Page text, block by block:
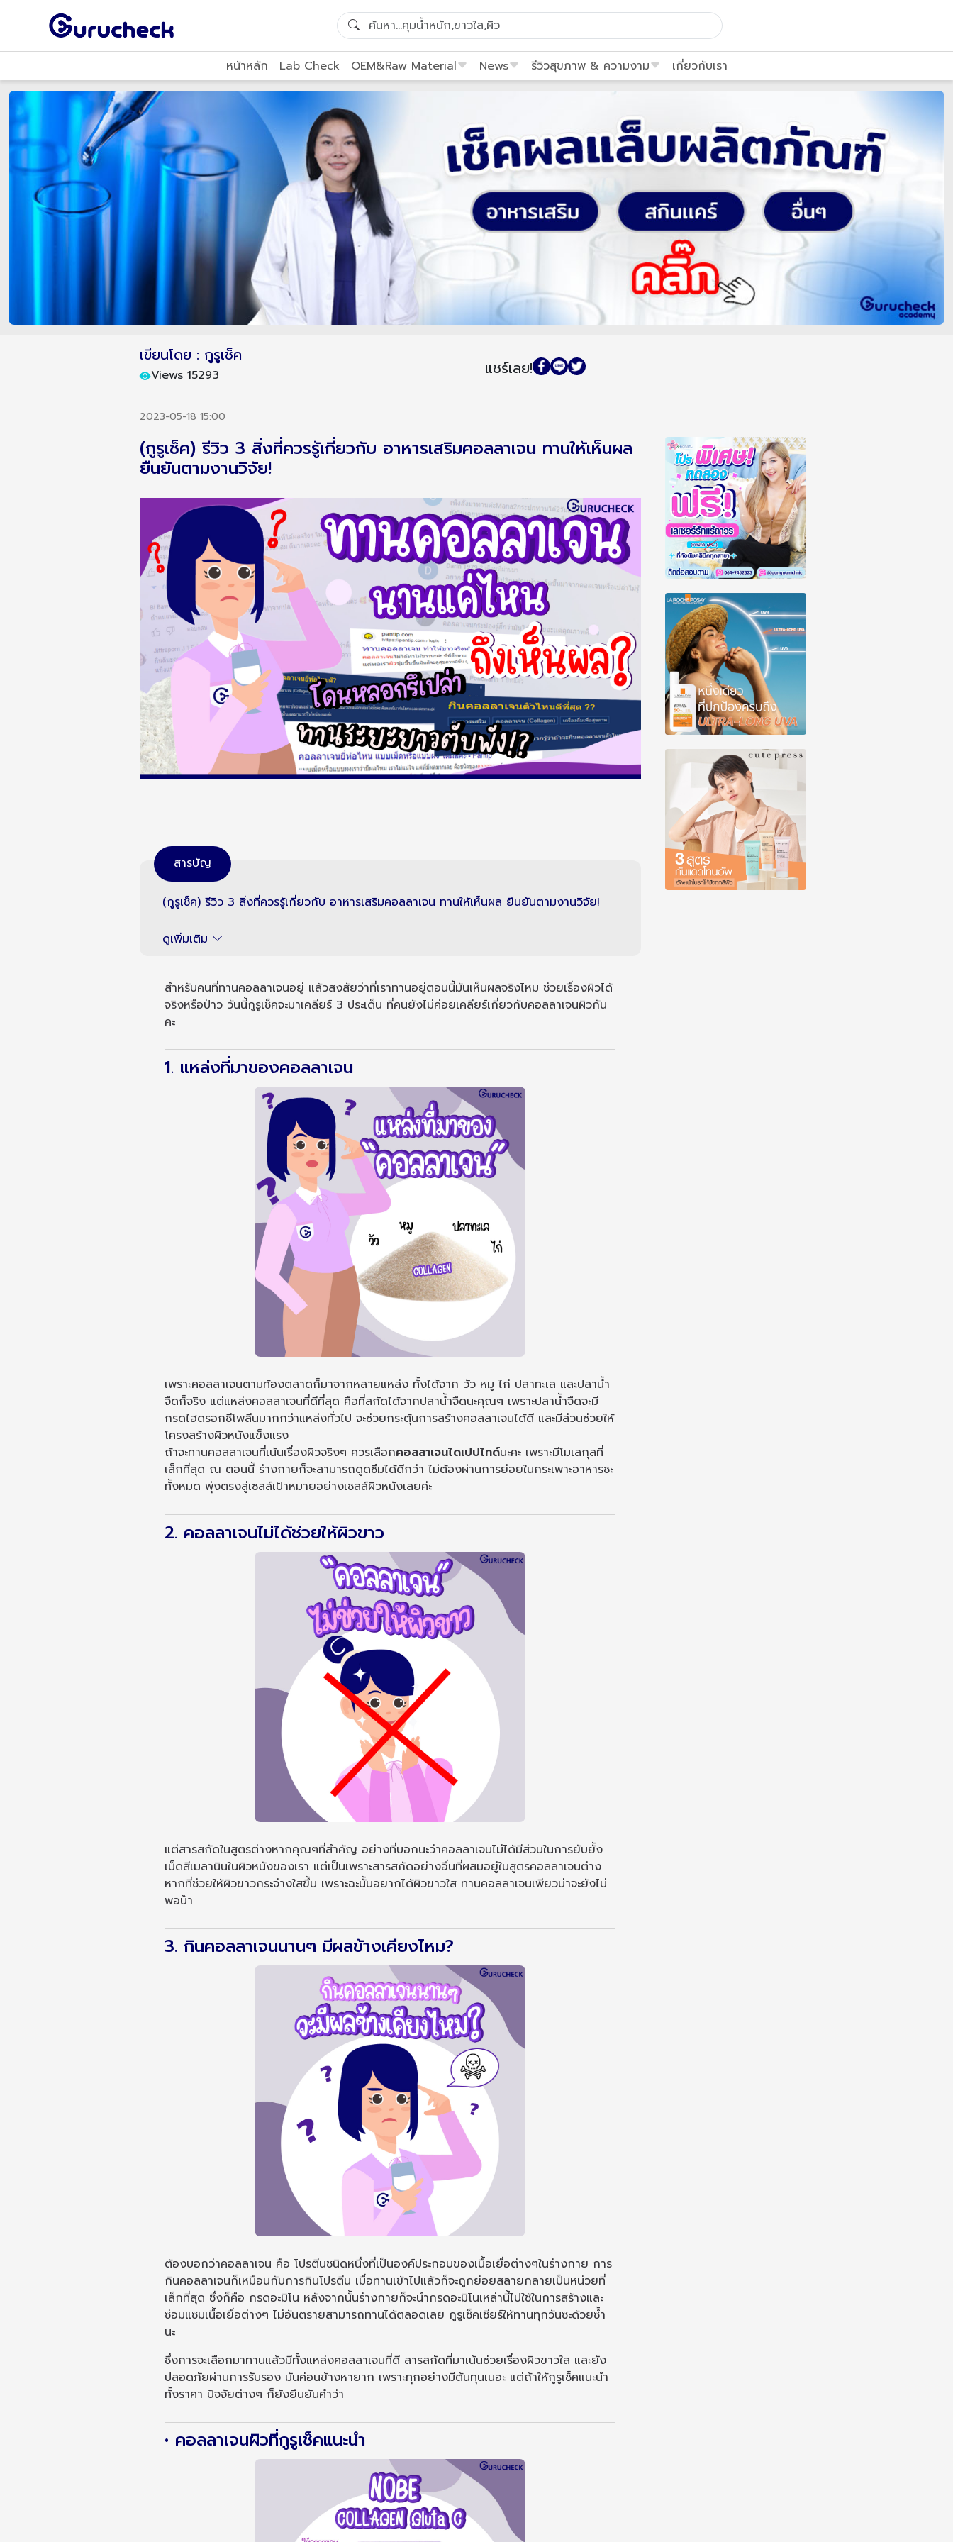
หน้าหลัก Lab Check OEM&Raw Material News รีวิวสุขภาพ & ความงาม เกี่ยวกับเรา
เขียนโดย : กูรูเช็ค
Views 15293 แชร์เลย!
2023-05-18 15:00
(กูรูเช็ค) รีวิว 3 สิ่งที่ควรรู้เกี่ยวกับ อาหารเสริมคอลลาเจน ทานให้เห็นผล
ยืนยันตามงานวิจัย!
สารบัญ
(กูรูเช็ค) รีวิว 3 สิ่งที่ควรรู้เกี่ยวกับ อาหารเสริมคอลลาเจน ทานให้เห็นผล ยืนยันตามงานวิจัย!
ดูเพิ่มเติม
สำหรับคนที่ทานคอลลาเจนอยู่ แล้วสงสัยว่าที่เราทานอยู่ตอนนี้มันเห็นผลจริงไหม ช่วยเรื่องผิวได้
จริงหรือป่าว วันนี้กูรูเช็คจะมาเคลียร์ 3 ประเด็น ที่คนยังไม่ค่อยเคลียร์เกี่ยวกับคอลลาเจนผิวกัน
คะ
1. แหล่งที่มาของคอลลาเจน
เพราะคอลลาเจนตามท้องตลาดก็มาจากหลายแหล่ง ทั้งได้จาก วัว หมู ไก่ ปลาทะเล และปลาน้ำ
จืดก็จริง แต่แหล่งคอลลาเจนที่ดีที่สุด คือที่สกัดได้จากปลาน้ำจืดนะคุณๆ เพราะปลาน้ำจืดจะมี
กรดไฮดรอกซีโพลีนมากกว่าแหล่งทั่วไป จะช่วยกระตุ้นการสร้างคอลลาเจนได้ดี และมีส่วนช่วยให้
โครงสร้างผิวหนังแข็งแรง
ถ้าจะทานคอลลาเจนที่เน้นเรื่องผิวจริงๆ ควรเลือกคอลลาเจนไดเปปไทด์นะคะ เพราะมีโมเลกุลที่
เล็กที่สุด ณ ตอนนี้ ร่างกายก็จะสามารถดูดซึมได้ดีกว่า ไม่ต้องผ่านการย่อยในกระเพาะอาหารซะ
ทั้งหมด พุ่งตรงสู่เซลล์เป้าหมายอย่างเซลล์ผิวหนังเลยค่ะ
2. คอลลาเจนไม่ได้ช่วยให้ผิวขาว
แต่สารสกัดในสูตรต่างหากคุณๆที่สำคัญ อย่างที่บอกนะว่าคอลลาเจนไม่ได้มีส่วนในการยับยั้ง
เม็ดสีเมลานินในผิวหนังของเรา แต่เป็นเพราะสารสกัดอย่างอื่นที่ผสมอยู่ในสูตรคอลลาเจนต่าง
หากที่ช่วยให้ผิวขาวกระจ่างใสขึ้น เพราะฉะนั้นอยากได้ผิวขาวใส ทานคอลลาเจนเพียวน่าจะยังไม่
พอน๊า
3. กินคอลลาเจนนานๆ มีผลข้างเคียงไหม?
ต้องบอกว่าคอลลาเจน คือ โปรตีนชนิดหนึ่งที่เป็นองค์ประกอบของเนื้อเยื่อต่างๆในร่างกาย การ
กินคอลลาเจนก็เหมือนกับการกินโปรตีน เมื่อทานเข้าไปแล้วก็จะถูกย่อยสลายกลายเป็นหน่วยที่
เล็กที่สุด ซึ่งก็คือ กรดอะมิโน หลังจากนั้นร่างกายก็จะนำกรดอะมิโนเหล่านี้ไปใช้ในการสร้างและ
ซ่อมแซมเนื้อเยื่อต่างๆ ไม่อันตรายสามารถทานได้ตลอดเลย กูรูเช็คเชียร์ให้ทานทุกวันซะด้วยซ้ำ
นะ
ซึ่งการจะเลือกมาทานแล้วมีทั้งแหล่งคอลลาเจนที่ดี สารสกัดที่มาเน้นช่วยเรื่องผิวขาวใส และยัง
ปลอดภัยผ่านการรับรอง มันค่อนข้างหายาก เพราะทุกอย่างมีต้นทุนเนอะ แต่ถ้าให้กูรูเช็คแนะนำ
ทั้งราคา ปัจจัยต่างๆ ก็ยังยืนยันคำว่า
• คอลลาเจนผิวที่กูรูเช็คแนะนำ